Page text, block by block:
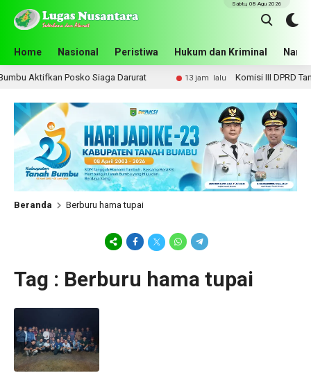
Home Nasional Peristiwa Hukum dan Kriminal
Sabtu, 08 Agu 2026
Aktifkan Posko Siaga Darurat 13 jam lalu Komisi III DPRD
Beranda Berburu hama tupai
Tag : Berburu hama tupai